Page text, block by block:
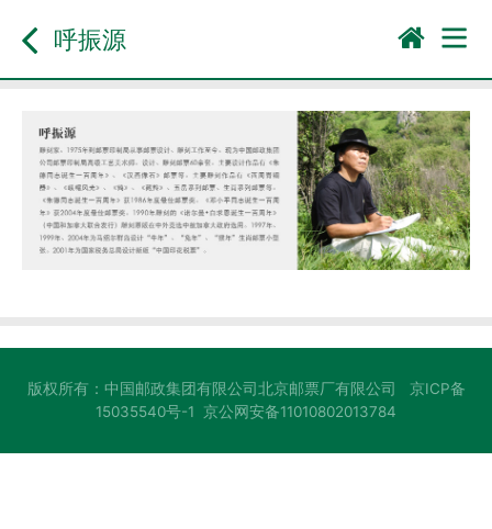
呼振源
版权所有：中国邮政集团有限公司北京邮票厂有限公司 京ICP备
15035540号-1 京公网安备11010802013784